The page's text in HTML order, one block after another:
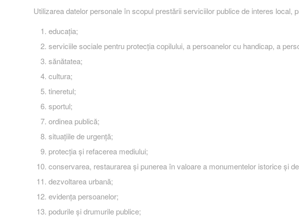
Utilizarea datelor personale în scopul prestării serviciilor publice de interes local,
educaţia;
serviciile sociale pentru protecţia copilului, a persoanelor cu handicap, a
sănătatea;
cultura;
tineretul;
sportul;
ordinea publică;
situaţiile de urgenţă;
protecţia şi refacerea mediului;
conservarea, restaurarea şi punerea în valoare a monumentelor istorice şi
dezvoltarea urbană;
evidenţa persoanelor;
podurile şi drumurile publice;